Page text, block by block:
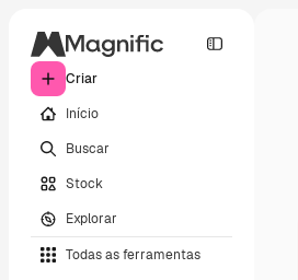
Criar
Início
Buscar
Stock
Explorar
Todas as ferramentas